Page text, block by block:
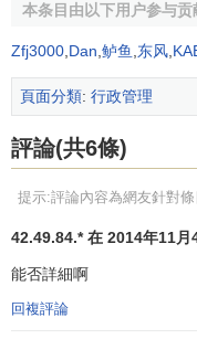
制。中華人民共和國
始，有個別法律法規規
訟，但沒有形成制度。
和國民事訴訟法（試
效的《治安管理處罰條
起訴。1989年4月4日
會第二次會議通過並
人民共和國行政訴訟法
本条目由以下用户参与贡
Zfj3000 Dan 鲈鱼 东风
頁面分類: 行政管理
評論(共6條)
提示:評論內容為網友針對條
42.49.84.* 在 2014年11
能否詳細啊
回複評論